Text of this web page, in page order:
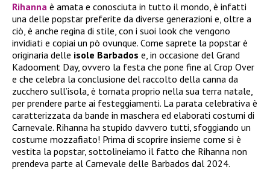
Rihanna è amata e conosciuta in tutto il mondo, è infatti
una delle popstar preferite da diverse generazioni e, oltre a
ciò, è anche regina di stile, con i suoi look che vengono
invidiati e copiai un pò ovunque. Come saprete la popstar è
originaria delle isole Barbados e, in occasione del Grand
Kadooment Day, ovvero la festa che pone fine al Crop Over
e che celebra la conclusione del raccolto della canna da
zucchero sull’isola, è tornata proprio nella sua terra natale,
per prendere parte ai festeggiamenti. La parata celebrativa è
caratterizzata da bande in maschera ed elaborati costumi di
Carnevale. Rihanna ha stupido davvero tutti, sfoggiando un
costume mozzafiato! Prima di scoprire insieme come si è
vestita la popstar, sottolineiamo il fatto che Rihanna non
prendeva parte al Carnevale delle Barbados dal 2024.